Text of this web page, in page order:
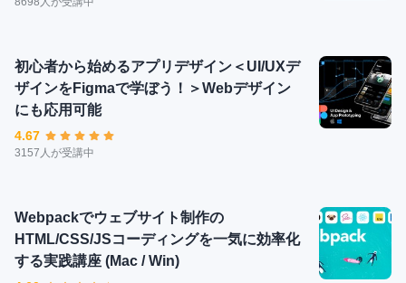
初心者から始めるアプリデザイン＜UI/UXデ
ザインをFigmaで学ぼう！＞Webデザイン
にも応用可能
4.67
3157人が受講中
Webpackでウェブサイト制作の
HTML/CSS/JSコーディングを一気に効率化
する実践講座 (Mac / Win)